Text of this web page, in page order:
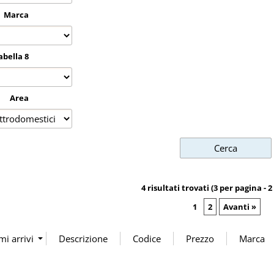
Marca
8
Area
4 risultati trovati (3 per pagina -
1
2 Avanti »